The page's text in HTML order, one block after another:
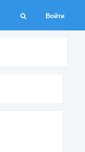
Войти